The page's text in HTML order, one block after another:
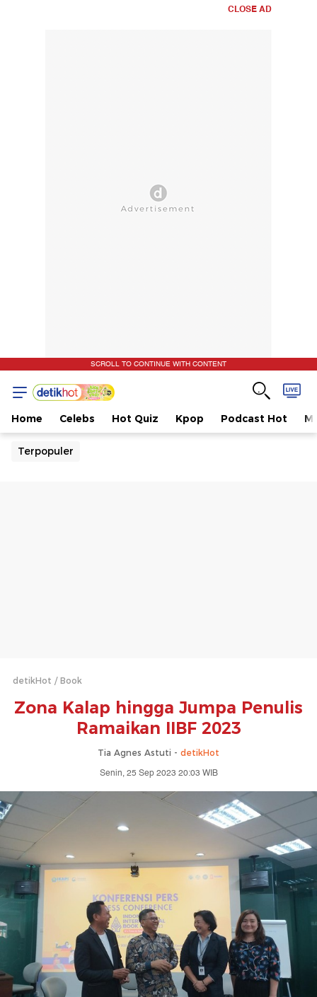
CLOSE AD
SCROLL TO CONTINUE WITH CONTENT
Home Celebs Hot Quiz Kpop Podcast Hot
Terpopuler
detikHot Book
Zona Kalap hingga Jumpa Penulis
Ramaikan IIBF 2023
Tia Agnes Astuti - detikHot
Senin, 25 Sep 2023 20:03 WIB